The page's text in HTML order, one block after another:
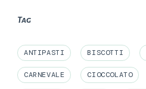
Tag
ANTIPASTI BISCOTTI
CARNEVALE CIOCCOLATO